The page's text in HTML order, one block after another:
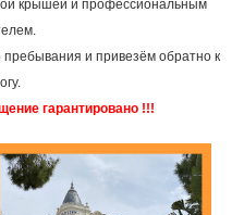
крышей и профессиональным
и привезём обратно к
гарантировано !!!